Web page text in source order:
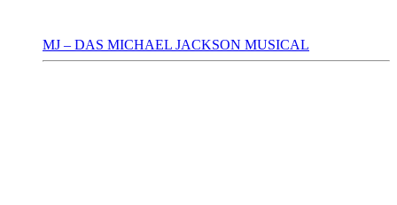
MJ – DAS MICHAEL JACKSON MUSICAL